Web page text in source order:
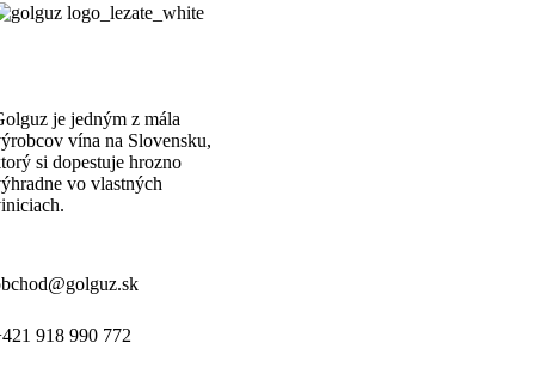
je jedným z mála
vína na Slovensku,
si dopestuje hrozno
vo vlastných
918 990 772